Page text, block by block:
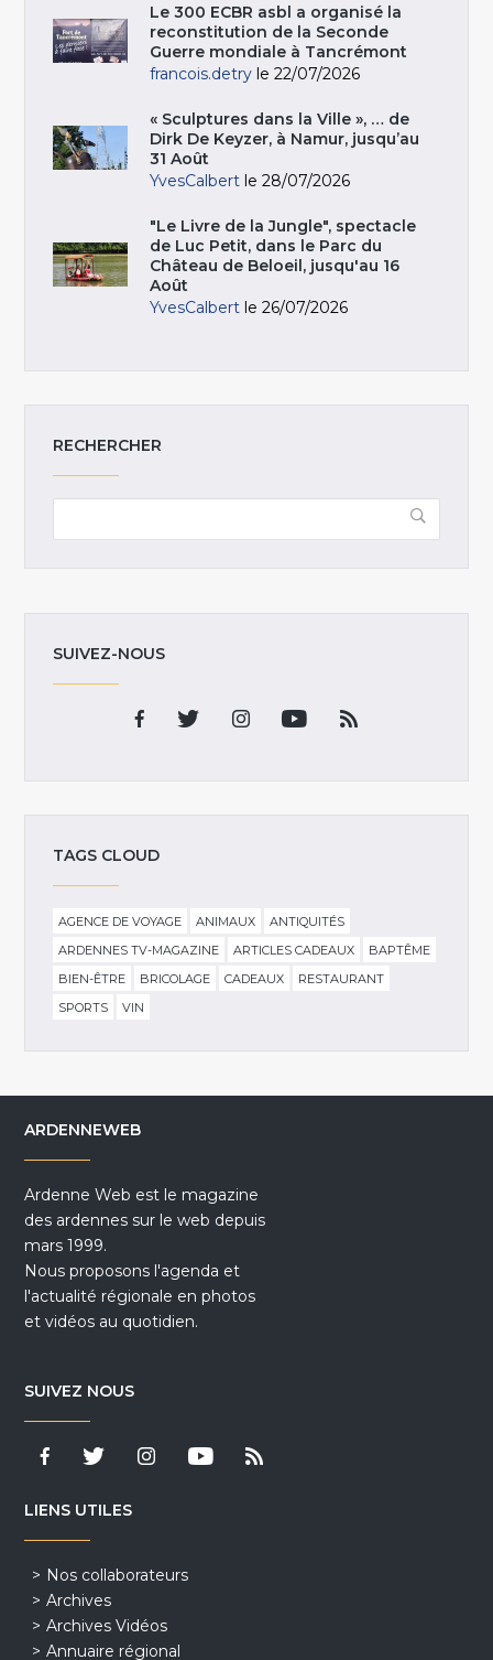
Le 300 ECBR asbl a organisé la
reconstitution de la Seconde
Guerre mondiale à Tancrémont
francois.detry le 22/07/2026
« Sculptures dans la Ville », … de
Dirk De Keyzer, à Namur, jusqu’au
31 Août
YvesCalbert le 28/07/2026
"Le Livre de la Jungle", spectacle
de Luc Petit, dans le Parc du
Château de Beloeil, jusqu'au 16
Août
YvesCalbert le 26/07/2026
RECHERCHER
SUIVEZ-NOUS
TAGS CLOUD
AGENCE DE VOYAGE ANIMAUX
ANTIQUITÉS
ARDENNES TV-MAGAZINE
ARTICLES CADEAUX
BAPTÊME
BIEN-ÊTRE
BRICOLAGE CADEAUX
RESTAURANT
SPORTS
VIN
ARDENNEWEB
Ardenne Web est le magazine
des ardennes sur le web depuis
mars 1999.
Nous proposons l'agenda et
l'actualité régionale en photos
et vidéos au quotidien.
SUIVEZ NOUS
LIENS UTILES
Nos collaborateurs
Archives
Archives Vidéos
Annuaire régional